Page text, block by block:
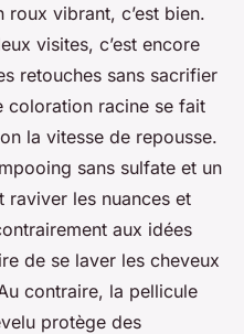
vibrant, c’est bien.
visites, c’est encore
retouches sans sacrifier
coloration racine se fait
la vitesse de repousse.
sans sulfate et un
raviver les nuances et
aux idées
de se laver les cheveux
contraire, la pellicule
protège des